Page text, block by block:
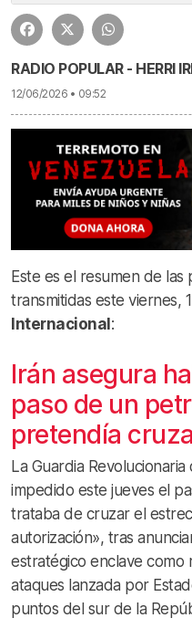
RADIO POPULAR - HERRI
12/06/2026 • 09:52
Este es el resumen de las
transmitidas este viernes,
Internacional:
Irán asegura
paso de un
pretendía
La Guardia
impedido este jueves el
trataba de cruzar el
autorización», tras
estratégico enclave como
ataques lanzada por
puntos del sur de la